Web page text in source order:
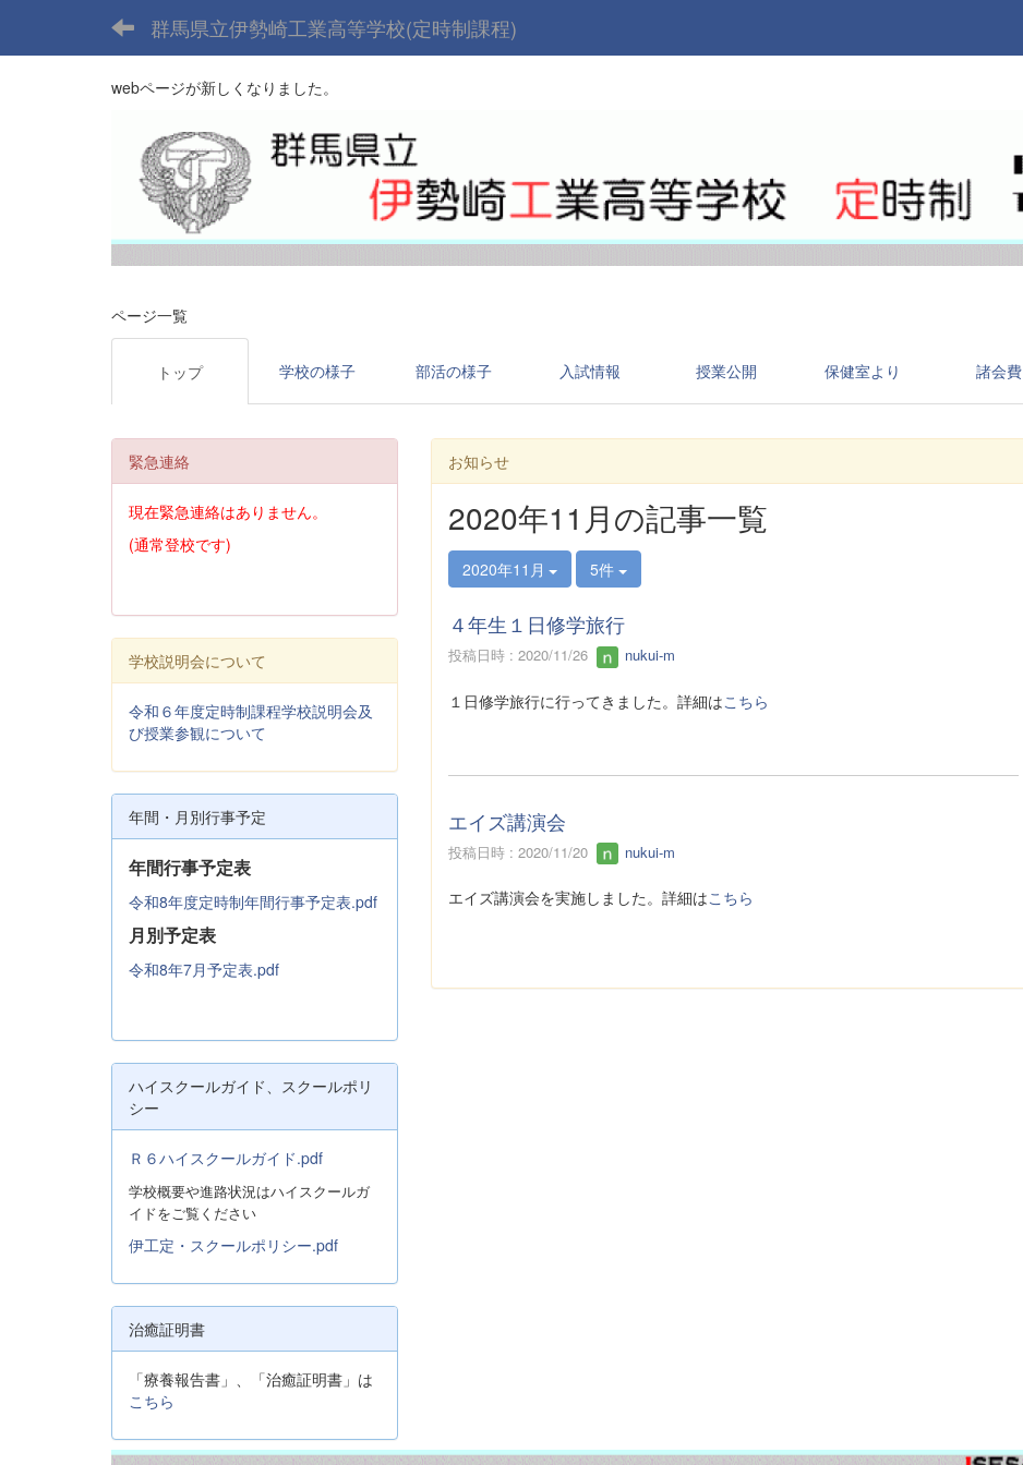
群馬県立伊勢崎工業高等学校(定時制課程)
webページが新しくなりました。
ページ一覧
トップ 学校の様子 部活の様子 入試情報 授業公開 保健室より 諸会費
お知らせ
2020年11月の記事一覧
2020年11月 5件
４年生１日修学旅行
投稿日時 : 2020/11/26 nukui-m
１日修学旅行に行ってきました。詳細はこちら
エイズ講演会
投稿日時 : 2020/11/20 nukui-m
エイズ講演会を実施しました。詳細はこちら
緊急連絡
現在緊急連絡はありません。
(通常登校です)
学校説明会について
令和６年度定時制課程学校説明会及
び授業参観について
年間・月別行事予定
年間行事予定表
令和8年度定時制年間行事予定表.pdf
月別予定表
令和8年7月予定表.pdf
ハイスクールガイド、スクールポリ
シー
Ｒ６ハイスクールガイド.pdf
学校概要や進路状況はハイスクールガ
イドをご覧ください
伊工定・スクールポリシー.pdf
治癒証明書
「療養報告書」、「治癒証明書」は
こちら